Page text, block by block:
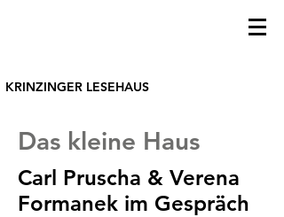
KRINZINGER LESEHAUS
Das kleine Haus
Carl Pruscha & Verena
Formanek im Gespräch